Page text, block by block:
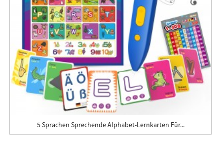
5 Sprachen Sprechende Alphabet-Lernkarten Für...